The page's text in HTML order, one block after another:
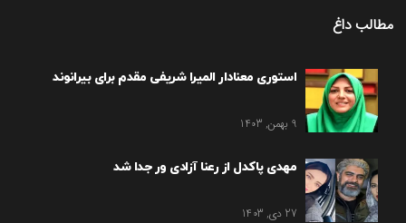
مطالب داغ
استوری معنادار المیرا شریفی مقدم برای بیرانوند
9 بهمن, 1403
مهدی پاکدل از رعنا آزادی ور جدا شد
27 دی, 1403